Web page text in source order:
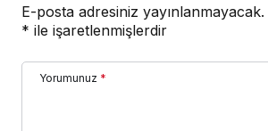
E-posta adresiniz yayınlanmayacak.
* ile işaretlenmişlerdir
Yorumunuz *